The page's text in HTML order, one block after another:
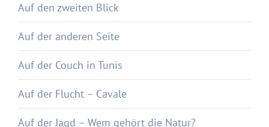
Auf den zweiten Blick
Auf der anderen Seite
Auf der Couch in Tunis
Auf der Flucht – Cavale
Auf der Jagd – Wem gehört die Natur?